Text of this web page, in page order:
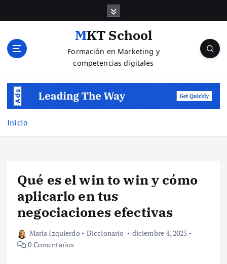
MKT School
Formación en Marketing y
competencias digitales
Inicio
Qué es el win to win y cómo
aplicarlo en tus
negociaciones efectivas
Maria Izquierdo Diccionario
diciembre 4, 2025
0 Comentarios